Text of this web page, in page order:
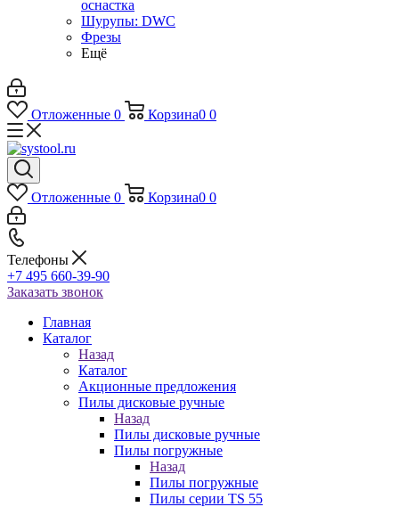
оснастка
Шурупы: DWC
Фрезы
Ещё
Отложенные 0 Корзина0 0
Отложенные 0 Корзина0 0
Телефоны
+7 495 660-39-90
Заказать звонок
Главная
Каталог
Назад
Каталог
Акционные предложения
Пилы дисковые ручные
Назад
Пилы дисковые ручные
Пилы погружные
Назад
Пилы погружные
Пилы серии TS 55